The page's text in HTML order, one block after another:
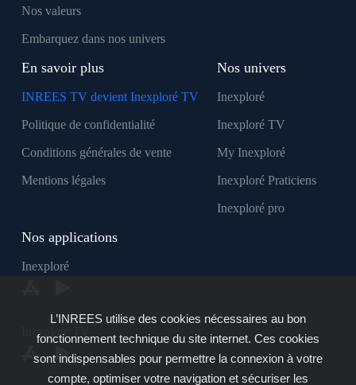
Nos valeurs
Embarquez dans nos univers
En savoir plus
INREES TV devient Inexploré TV
Politique de confidentialité
Conditions générales de vente
Mentions légales
Nos univers
Inexploré
Inexploré TV
My Inexploré
Inexploré Praticiens
Inexploré pro
Nos applications
Inexploré
Inexploré TV
L’INREES utilise des cookies nécessaires au bon
fonctionnement technique du site internet. Ces cookies
sont indispensables pour permettre la connexion à votre
compte, optimiser votre navigation et sécuriser les